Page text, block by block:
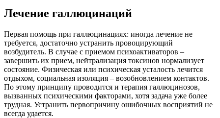
Лечение галлюцинаций
Первая помощь при галлюцинациях: иногда лечение не
требуется, достаточно устранить провоцирующий
возбудитель. В случае с приемом психоактиваторов –
завершить их прием, нейтрализация токсинов нормализует
состояние. Физическая или психическая усталость лечится
отдыхом, социальная изоляция – возобновлением контактов.
По этому принципу проводится и терапия галлюцинозов,
вызванных психическими факторами, хотя задача уже более
трудная. Устранить первопричину ошибочных восприятий не
всегда удается.